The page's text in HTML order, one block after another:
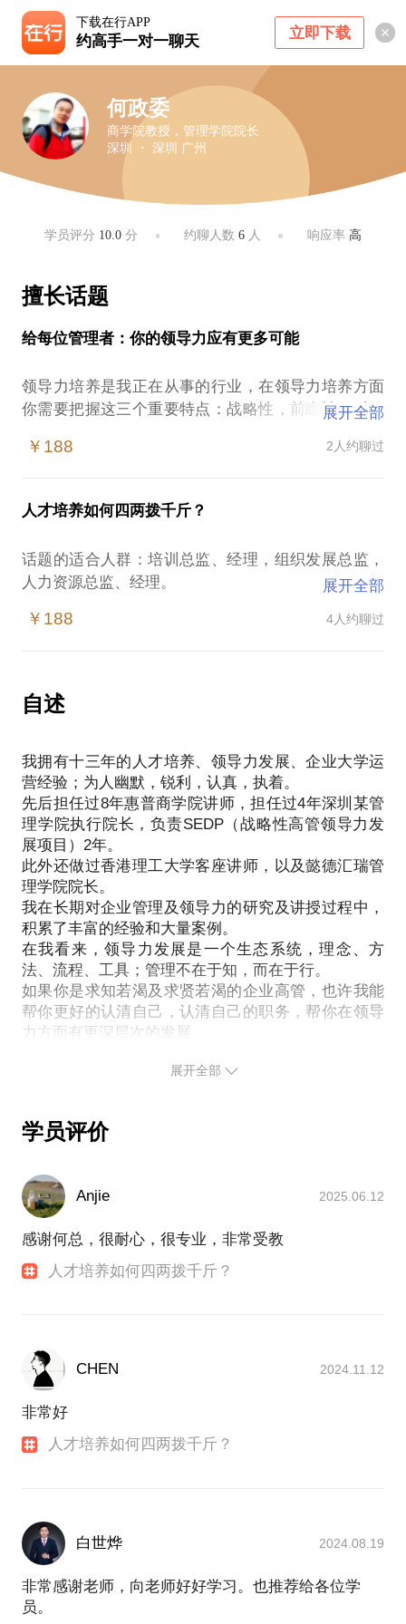
下载在行APP
约高手一对一聊天 立即下载
何政委
商学院教授，管理学院院长
深圳 ・ 深圳 广州
学员评分 10.0 分 约聊人数 6人 响应率 高
擅长话题
给每位管理者：你的领导力应有更多可能
领导力培养是我正在从事的行业，在领导力培养方面
你需要把握这三个重要特点：战略性，前瞻性，时效
先后担任过8年惠普商学院讲师，担任过4年深圳某管
展项目）2年。此外还做过香港理工大学客座讲师，以
及懿德汇瑞管理学院院长。
积累了丰富的经验和大量案例。
另外也操盘过数十家企业的人才培养项目，三分之一
是年收入1000亿的企业集团总部的项目。
展开全部
￥188 2人约聊过
人才培养如何四两拨千斤？
话题的适合人群：培训总监、经理，组织发展总监，
人力资源总监、经理。
多数企业永远的痛：
那么问题来了：
如何建立一套上接战略、下接绩效的体系来支撑企业
首先我想与你一起分享从事人才培养（培训）工作的
痛：
1、老板不给预算（或预算太少）；
2、公司中高层和业务部门不重视；
3、自己业内资源太少；
我是惠普商学院老师，具备四年的企业大学实践经
验，咨询公司多年的高管领导力发展经验；并且在长
期对企业管理及领导力的研究及讲授过程中，积累了
丰富的经验和大量案例。
我愿意与你分享的内容包括：
一流的人才培养理念，
久经验证的方式方法，
惠普商学院、华为的流程管理，
PS.在选择与我见面前，请把你的问题更具体化。毕
提前发给我，方便我做更精确的准备，提升见面效
展开全部
￥188 4人约聊过
自述
我拥有十三年的人才培养、领导力发展、企业大学运
营经验；为人幽默，锐利，认真，执着。
先后担任过8年惠普商学院讲师，担任过4年深圳某管
理学院执行院长，负责SEDP（战略性高管领导力发
展项目）2年。
此外还做过香港理工大学客座讲师，以及懿德汇瑞管
理学院院长。
我在长期对企业管理及领导力的研究及讲授过程中，
积累了丰富的经验和大量案例。
在我看来，领导力发展是一个生态系统，理念、方
法、流程、工具；管理不在于知，而在于行。
如果你是求知若渴及求贤若渴的企业高管，也许我能
帮你更好的认清自己，认清自己的职务，帮你在领导
力方面有更深层次的发展。
展开全部
学员评价
Anjie 2025.06.12
感谢何总，很耐心，很专业，非常受教
人才培养如何四两拨千斤？
CHEN 2024.11.12
非常好
人才培养如何四两拨千斤？
白世烨 2024.08.19
非常感谢老师，向老师好好学习。也推荐给各位学
员。